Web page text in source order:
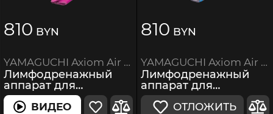
810 BYN
YAMAGUCHI Axiom Air Boots Pink
Лимфодренажный
аппарат для
прессотерапии
ВИДЕО
810 BYN
YAMAGUCHI Axiom Air Boots Military
Лимфодренажный
аппарат для
прессотерапии
ОТЛОЖИТЬ